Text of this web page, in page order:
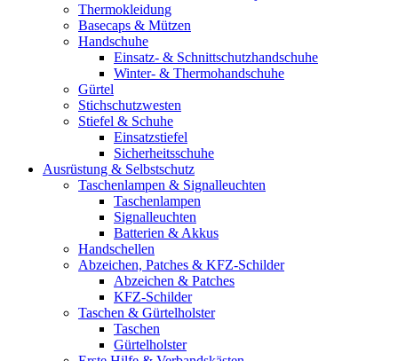
Thermokleidung
Basecaps & Mützen
Handschuhe
Einsatz- & Schnittschutzhandschuhe
Winter- & Thermohandschuhe
Gürtel
Stichschutzwesten
Stiefel & Schuhe
Einsatzstiefel
Sicherheitsschuhe
Ausrüstung & Selbstschutz
Taschenlampen & Signalleuchten
Taschenlampen
Signalleuchten
Batterien & Akkus
Handschellen
Abzeichen, Patches & KFZ-Schilder
Abzeichen & Patches
KFZ-Schilder
Taschen & Gürtelholster
Taschen
Gürtelholster